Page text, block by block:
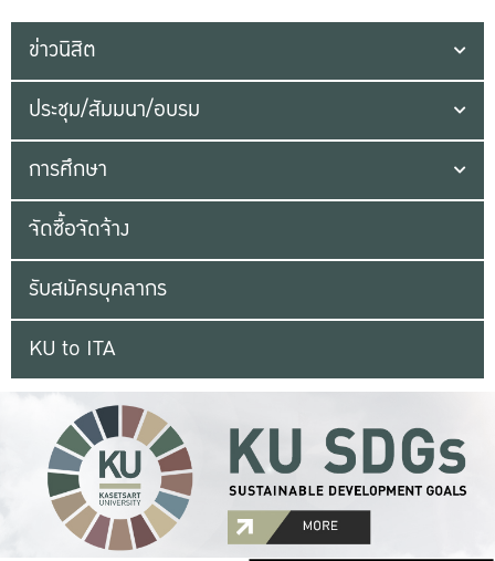
ข่าวนิสิต
ประชุม/สัมมนา/อบรม
การศึกษา
จัดซื้อจัดจ้าง
รับสมัครบุคลากร
KU to ITA